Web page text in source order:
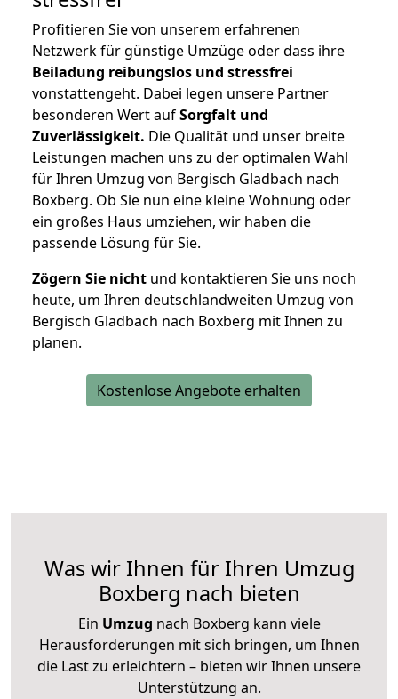
Profitieren Sie von unserem erfahrenen
Netzwerk für günstige Umzüge oder dass ihre
Beiladung reibungslos und stressfrei
vonstattengeht. Dabei legen unsere Partner
besonderen Wert aufSorgfalt und
Zuverlässigkeit. Die Qualität und unser breite
Leistungen machen uns zu der optimalen Wahl
für Ihren Umzug von Bergisch Gladbach nach
Boxberg. Ob Sie nun eine kleine Wohnung oder
ein großes Haus umziehen, wir haben die
passende Lösung für Sie.
Zögern Sie nicht und kontaktieren Sie uns noch
heute, um Ihren deutschlandweiten Umzug von
Bergisch Gladbach nach Boxberg mit Ihnen zu
planen.
Kostenlose Angebote erhalten
Was wir Ihnen für Ihren Umzug
Boxberg nach bieten
Ein Umzug nach Boxberg kann viele
Herausforderungen mit sich bringen, um Ihnen
die Last zu erleichtern – bieten wir Ihnen unsere
Unterstützung an.